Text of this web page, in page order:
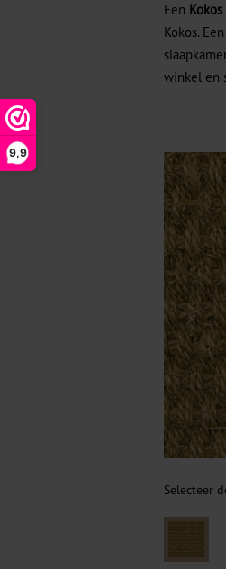
9,9
Een
Kokos.
winkel en
Selecteer